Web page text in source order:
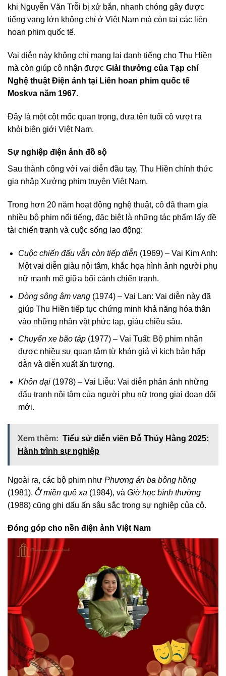
khi Nguyễn Văn Trỗi bị xử bắn, nhanh chóng gây được
tiếng vang lớn không chỉ ở Việt Nam mà còn tại các liên
hoan phim quốc tế.
Vai diễn này không chỉ mang lại danh tiếng cho Thu Hiền
mà còn giúp cô nhận được Giải thưởng của Tạp chí
Nghệ thuật Điện ảnh tại Liên hoan phim quốc tế
Moskva năm 1967.
Đây là một cột mốc quan trọng, đưa tên tuổi cô vượt ra
khỏi biên giới Việt Nam.
Sự nghiệp điện ảnh đồ sộ
Sau thành công với vai diễn đầu tay, Thu Hiền chính thức
gia nhập Xưởng phim truyện Việt Nam.
Trong hơn 20 năm hoạt động nghệ thuật, cô đã tham gia
nhiều bộ phim nổi tiếng, đặc biệt là những tác phẩm lấy đề
tài chiến tranh và cuộc sống lao động:
Cuộc chiến đấu vẫn còn tiếp diễn(1969) – Vai Kim Anh:
Một vai diễn giàu nội tâm, khắc họa hình ảnh người phụ
nữ mạnh mẽ giữa bối cảnh chiến tranh.
Dòng sông âm vang(1974) – Vai Lan: Vai diễn này đã
giúp Thu Hiền tiếp tục chứng minh khả năng hóa thân
vào những nhân vật phức tạp, giàu chiều sâu.
Chuyến xe bão táp(1977) – Vai Tuất: Bộ phim nhận
được nhiều sự quan tâm từ khán giả vì kịch bản hấp
dẫn và diễn xuất ấn tượng.
Khôn dại(1978) – Vai Liễu: Vai diễn phản ánh những
đấu tranh nội tâm của người phụ nữ trong giai đoạn đổi
mới.
Xem thêm: Tiểu sử diễn viên Đỗ Thúy Hằng 2025:
Hành trình sự nghiệp
Ngoài ra, các bộ phim như Phương án ba bông hồng
(1981), Ở miền quê xa (1984), và Giờ học bình thường
(1988) cũng ghi dấu ấn sâu sắc trong sự nghiệp của cô.
Đóng góp cho nền điện ảnh Việt Nam